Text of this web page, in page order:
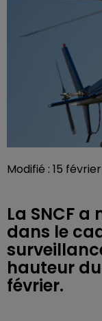
Modifié : 15
La SNCF
dans le
hauteur du
février.